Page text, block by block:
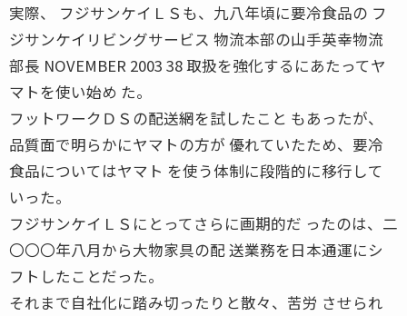
実際、 フジサンケイＬＳも、九八年頃に要冷食品の フ
ジサンケイリビングサービス 物流本部の山手英幸物流
部長 NOVEMBER 2003 38 取扱を強化するにあたってヤ
マトを使い始め た。
フットワークＤＳの配送網を試したこと もあったが、
品質面で明らかにヤマトの方が 優れていたため、要冷
食品についてはヤマト を使う体制に段階的に移行して
いった。
フジサンケイＬＳにとってさらに画期的だ ったのは、二
〇〇〇年八月から大物家具の配 送業務を日本通運にシ
フトしたことだった。
それまで自社化に踏み切ったりと散々、苦労 させられ